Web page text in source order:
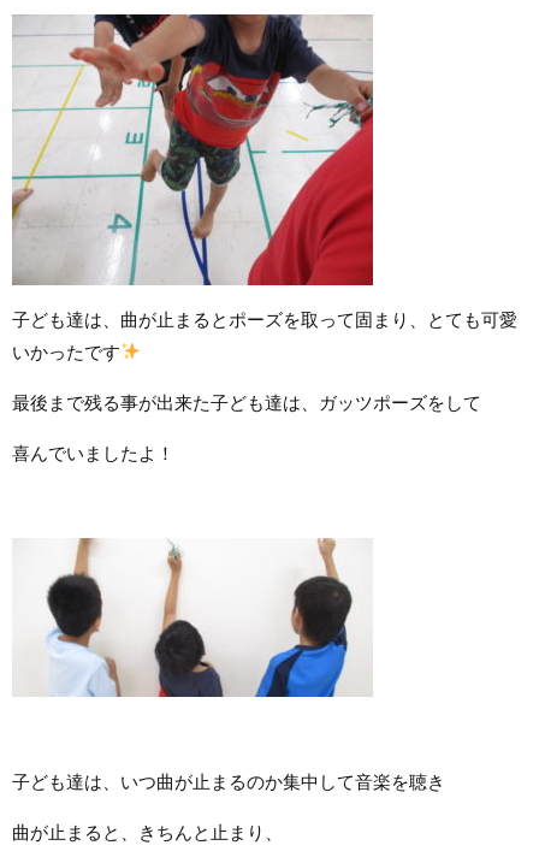
子ども達は、曲が止まるとポーズを取って固まり、とても可愛
いかったです
最後まで残る事が出来た子ども達は、ガッツポーズをして
喜んでいましたよ！
子ども達は、いつ曲が止まるのか集中して音楽を聴き
曲が止まると、きちんと止まり、